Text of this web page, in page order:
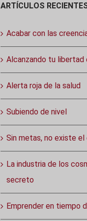
ARTÍCULOS
Acabar con las
Alcanzando tu libertad
Alerta roja de la salud
Subiendo de nivel
Sin metas, no existe el
La industria de los
secreto
Emprender en tiempo